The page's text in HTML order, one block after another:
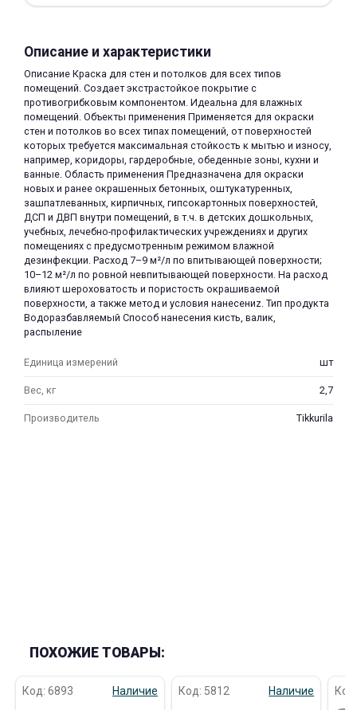
Описание и характеристики
Описание Краска для стен и потолков для всех типов
помещений. Создает экстрастойкое покрытие с
противогрибковым компонентом. Идеальна для влажных
помещений. Объекты применения Применяется для окраски
стен и потолков во всех типах помещений, от поверхностей
которых требуется максимальная стойкость к мытью и износу,
например, коридоры, гардеробные, обеденные зоны, кухни и
ванные. Область применения Предназначена для окраски
новых и ранее окрашенных бетонных, оштукатуренных,
зашпатлеванных, кирпичных, гипсокартонных поверхностей,
ДСП и ДВП внутри помещений, в т.ч. в детских дошкольных,
учебных, лечебно-профилактических учреждениях и других
помещениях с предусмотренным режимом влажной
дезинфекции. Расход 7–9 м²/л по впитывающей поверхности;
10–12 м²/л по ровной невпитывающей поверхности. На расход
влияют шероховатость и пористость окрашиваемой
поверхности, а также метод и условия нанесениz. Тип продукта
Водоразбавляемый Способ нанесения кисть, валик,
распыление
Единица измерений шт
Вес, кг 2,7
Производитель Tikkurila
ПОХОЖИЕ ТОВАРЫ:
Код: 6893 Наличие Код: 5812 Наличие
раз в 2 недели